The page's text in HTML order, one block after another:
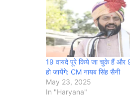
19 वायदे पूरे किये जा चुके हैं और
हो जायेंगे: CM नायब सिंह सैनी
May 23, 2025
In "Haryana"